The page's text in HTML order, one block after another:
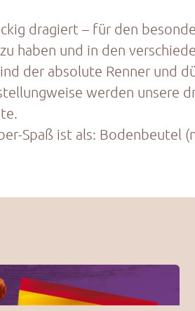
dragiert – für den
haben und in den
der absolute Renner und
werden unsere
Spaß ist als: Bodenbeutel